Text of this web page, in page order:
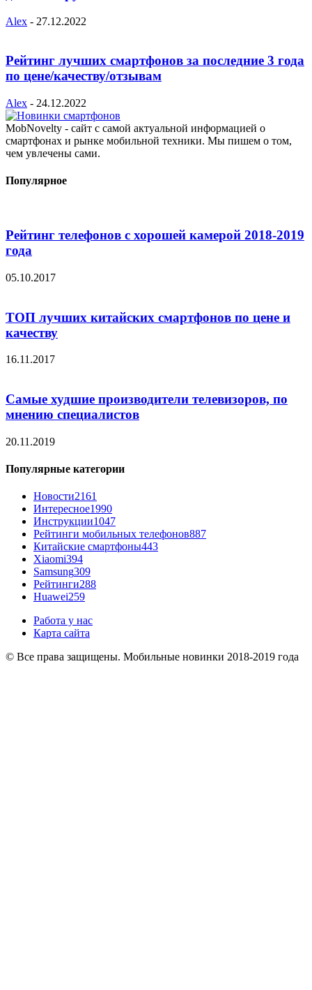
Alex - 27.12.2022
Рейтинг лучших смартфонов за последние 3 года
по цене/качеству/отзывам
Alex - 24.12.2022
MobNovelty - сайт с самой актуальной информацией о
смартфонах и рынке мобильной техники. Мы пишем о том,
чем увлечены сами.
Популярное
Рейтинг телефонов с хорошей камерой 2018-2019
года
05.10.2017
ТОП лучших китайских смартфонов по цене и
качеству
16.11.2017
Самые худшие производители телевизоров, по
мнению специалистов
20.11.2019
Популярные категории
Новости2161
Интересное1990
Инструкции1047
Рейтинги мобильных телефонов887
Китайские смартфоны443
Xiaomi394
Samsung309
Рейтинги288
Huawei259
Работа у нас
Карта сайта
© Все права защищены. Мобильные новинки 2018-2019 года